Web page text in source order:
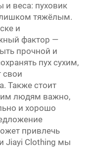
и веса: пуховик
тяжёлым.
и
фактор —
прочной и
пух сухим,
свои
Также стоит
людям важно,
и хорошо
привлечь
Jiayi Clothing мы